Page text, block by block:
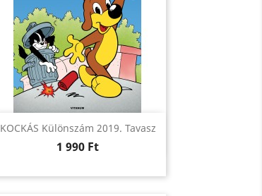
KOCKÁS Különszám 2019. Tavasz
Ár
1 990 Ft
Előnézet